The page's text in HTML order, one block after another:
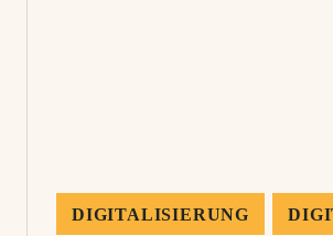
DIGITALISIERUNG